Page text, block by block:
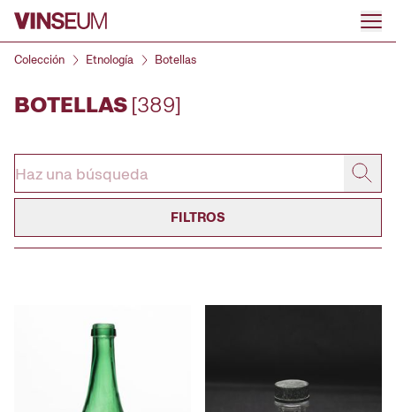
Ir al contenido
Colección Etnología Botellas
BOTELLAS[389]
FILTROS